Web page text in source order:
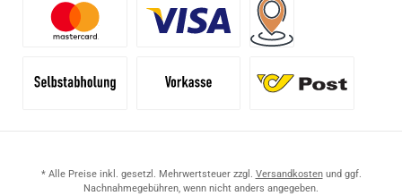
* Alle Preise inkl. gesetzl. Mehrwertsteuer zzgl. Versandkostenund ggf.
Nachnahmegebühren, wenn nicht anders angegeben.